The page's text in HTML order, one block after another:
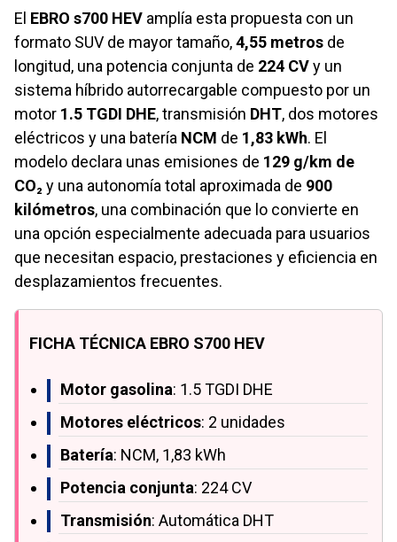
El EBRO s700 HEV amplía esta propuesta con un
formato SUV de mayor tamaño,4,55 metros de
longitud, una potencia conjunta de 224 CVy un
sistema híbrido autorrecargable compuesto por un
motor 1.5 TGDI DHE, transmisión DHT, dos motores
eléctricos y una batería NCM de 1,83 kWh. El
modelo declara unas emisiones de 129 g/km de
CO₂ y una autonomía total aproximada de 900
kilómetros, una combinación que lo convierte en
una opción especialmente adecuada para usuarios
que necesitan espacio, prestaciones y eficiencia en
desplazamientos frecuentes.
FICHA TÉCNICA EBRO S700 HEV
Motor gasolina: 1.5 TGDI DHE
Motores eléctricos: 2 unidades
Batería: NCM, 1,83 kWh
Potencia conjunta: 224 CV
Transmisión: Automática DHT